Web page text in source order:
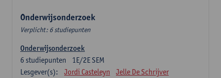
Onderwijsonderzoek
Verplicht: 6 studiepunten
Onderwijsonderzoek
1E/2E SEM
6 studiepunten
Lesgever(s):
Jordi Casteleyn Jelle De Schrijver